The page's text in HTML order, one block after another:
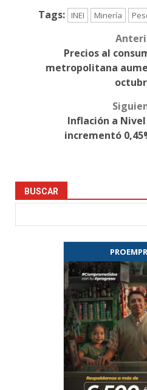
Tags: INEI Minería
navigation
Precios al
metropolitana
Inflación a
incrementó
BUSCAR